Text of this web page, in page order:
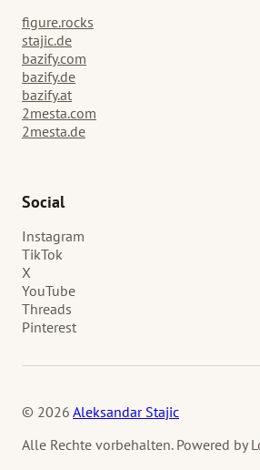
figure.rocks
stajic.de
bazify.com
bazify.de
bazify.at
2mesta.com
2mesta.de
Social
Instagram
TikTok
X
YouTube
Threads
Pinterest
© 2026 Aleksandar Stajic
Alle Rechte vorbehalten. Powered by